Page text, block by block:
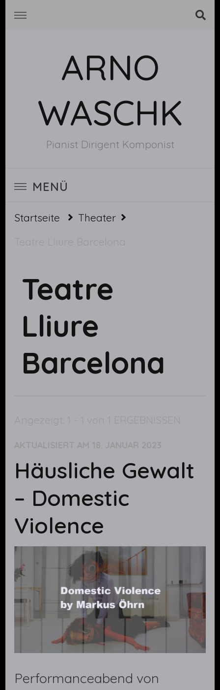
ARNO
WASCHK
Pianist Dirigent Komponist
MENÜ
Startseite
Theater
Teatre Lliure Barcelona
Teatre
Lliure
Barcelona
Angezeigt: 1 - 1 von 1 ERGEBNISSEN
AKTUALISIERT AM 18. JANUAR 2023
Häusliche Gewalt
– Domestic
Violence
Performanceabend von